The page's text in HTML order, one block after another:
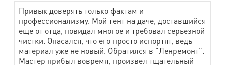
Наименование работ
Стоимость
Скатерть стандартная 1,5 х 2 м, D до 2 м
570 руб.
Скатерть нестандартная (рюши, воланы,
780 руб.
Привык доверять только фактам и
профессионализму. Мой тент на даче, доставшийся
еще от отца, повидал многое и требовал серьезной
чистки. Опасался, что его просто испортят, ведь
материал уже не новый. Обратился в "Ленремонт".
Мастер прибыл вовремя, произвел тщательный